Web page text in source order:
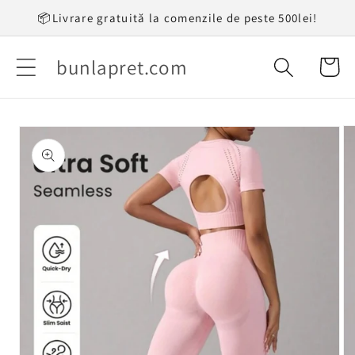
Salt la
conținut
📦Livrare gratuită la comenzile de peste 500lei!
bunlapret.com Coș
informațiile
despre
produs